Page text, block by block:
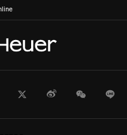
TwitterWeiboWeChat